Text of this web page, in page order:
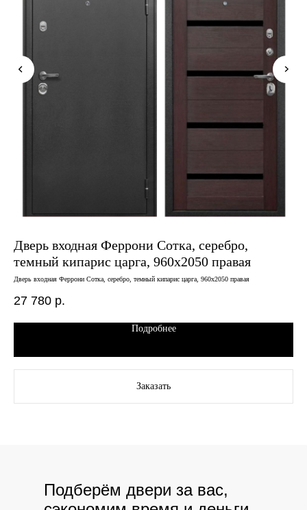
Дверь входная Феррони Сотка, серебро,
темный кипарис царга, 960х2050 правая
Дверь входная Феррони Сотка, серебро, темный кипарис царга, 960х2050 правая
27 780 р.
Подробнее
Заказать
Подберём двери за вас,